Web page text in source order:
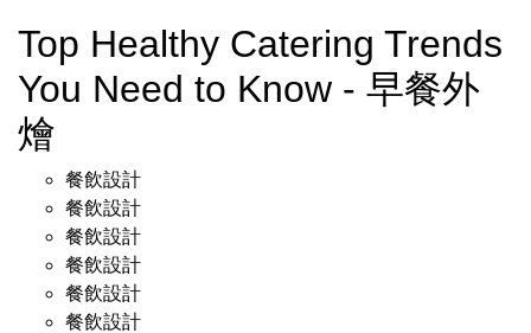
Top Healthy Catering Trends
You Need to Know - 早餐外
燴
餐飲設計
餐飲設計
餐飲設計
餐飲設計
餐飲設計
餐飲設計